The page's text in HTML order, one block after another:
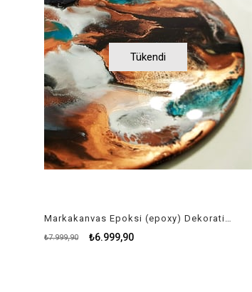
Tükendi
Markakanvas Epoksi (epoxy) Dekoratif Duvar tablo
₺6.999,90
₺7.999,90